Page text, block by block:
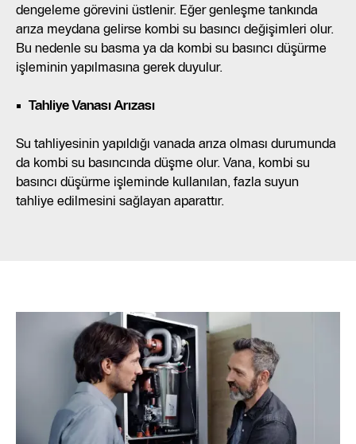
dengeleme görevini üstlenir. Eğer genleşme tankında
arıza meydana gelirse kombi su basıncı değişimleri olur.
Bu nedenle su basma ya da kombi su basıncı düşürme
işleminin yapılmasına gerek duyulur.
Tahliye Vanası Arızası
Su tahliyesinin yapıldığı vanada arıza olması durumunda
da kombi su basıncında düşme olur. Vana, kombi su
basıncı düşürme işleminde kullanılan, fazla suyun
tahliye edilmesini sağlayan aparattır.